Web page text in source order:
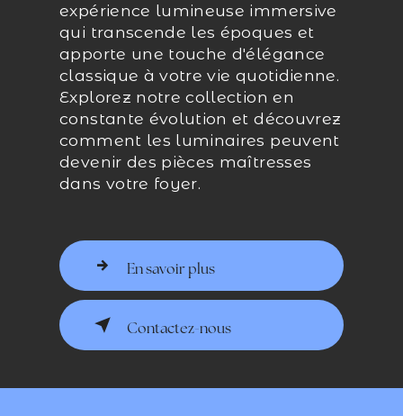
expérience lumineuse immersive
qui transcende les époques et
apporte une touche d'élégance
classique à votre vie quotidienne.
Explorez notre collection en
constante évolution et découvrez
comment les luminaires peuvent
devenir des pièces maîtresses
dans votre foyer.
En savoir plus
Contactez-nous